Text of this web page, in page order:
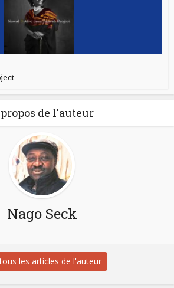
de l'auteur
Nago Seck
les articles de l'auteur